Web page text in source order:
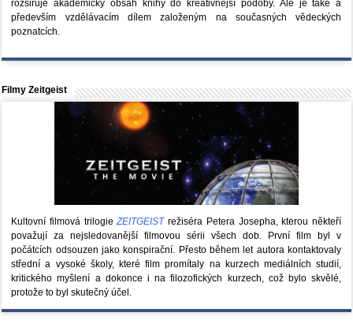
rozšiřuje akademický obsah knihy do kreativnější podoby. Ale je také a
především vzdělávacím dílem založeným na současných vědeckých
poznatcích.
Filmy Zeitgeist
Kultovní filmová trilogieZEITGEISTrežiséra Petera Josepha, kterou někteří
považují za nejsledovanější filmovou sérii všech dob. První film byl v
počátcích odsouzen jako konspirační. Přesto během let autora kontaktovaly
střední a vysoké školy, které film promítaly na kurzech mediálních studií,
kritického myšlení a dokonce i na filozofických kurzech, což bylo skvělé,
protože to byl skutečný účel.